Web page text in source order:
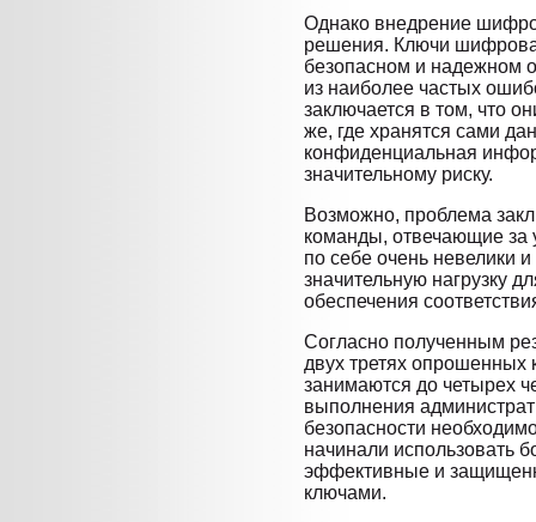
Однако внедрение
решения. Ключи
безопасном и надежном
из наиболее частых
заключается в том, что
же, где хранятся сами
конфиденциальная
значительному риску.
Возможно, проблема
команды, отвечающие за
по себе очень невелики
значительную нагрузку
обеспечения
Согласно полученным
двух третях
занимаются до четырех
выполнения
безопасности
начинали использовать
эффективные и
ключами.